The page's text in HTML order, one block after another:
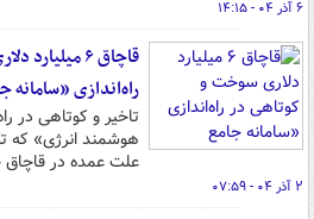
۶ آذر ۰۴ - ۱۴:۱۵
قاچاق ۶
راه‌اندازی
تاخیر و کوتاهی در
هوشمند انرژی» که
علت عمده در
۲ آذر ۰۴ - ۰۷:۵۹